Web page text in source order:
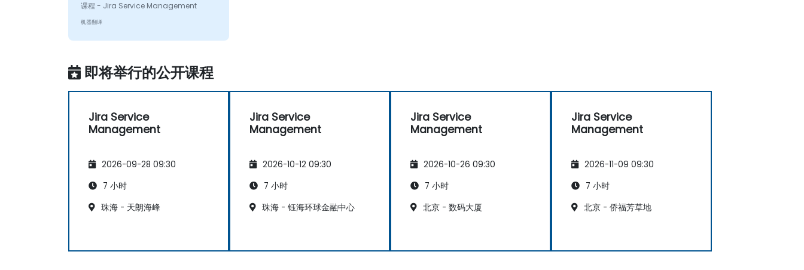
课程 - Jira Service Management
机器翻译
即将举行的公开课程
Jira Service
Management
2026-09-28 09:30
7 小时
珠海 - 天朗海峰
Jira Service
Management
2026-10-12 09:30
7 小时
珠海 - 钰海环球金融中心
Jira Service
Management
2026-10-26 09:30
7 小时
北京 - 数码大厦
Jira Service
Management
2026-11-09 09:30
7 小时
北京 - 侨福芳草地